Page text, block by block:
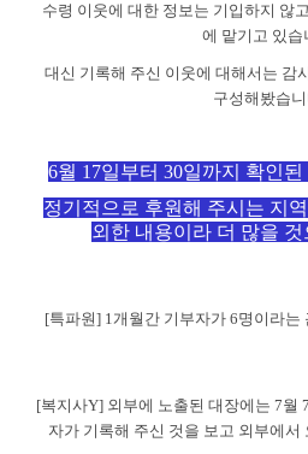
수령 이웃에 대한 정보는 기입하지 않
에 맡기고 있습
대신 기록해 주신 이웃에 대해서는 감
구성해봤습
6월 17일부터 30일까지 확인
정기적으로 후원해 주시는 지
외한 내용이라 더 많을
[특파원] 1개월간 기부자가 6명이라는
[복지사Y] 외부에 노출된 대장에는 7월 7
자가 기록해 주신 것을 보고 외부에